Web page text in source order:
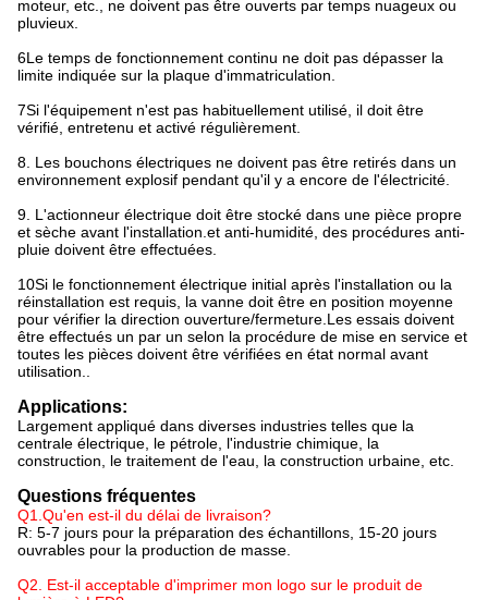
moteur, etc., ne doivent pas être ouverts par temps nuageux ou
pluvieux.
6Le temps de fonctionnement continu ne doit pas dépasser la
limite indiquée sur la plaque d'immatriculation.
7Si l'équipement n'est pas habituellement utilisé, il doit être
vérifié, entretenu et activé régulièrement.
8. Les bouchons électriques ne doivent pas être retirés dans un
environnement explosif pendant qu'il y a encore de l'électricité.
9. L'actionneur électrique doit être stocké dans une pièce propre
et sèche avant l'installation.et anti-humidité, des procédures anti-
pluie doivent être effectuées.
10Si le fonctionnement électrique initial après l'installation ou la
réinstallation est requis, la vanne doit être en position moyenne
pour vérifier la direction ouverture/fermeture.Les essais doivent
être effectués un par un selon la procédure de mise en service et
toutes les pièces doivent être vérifiées en état normal avant
utilisation..
Applications:
Largement appliqué dans diverses industries telles que la
centrale électrique, le pétrole, l'industrie chimique, la
construction, le traitement de l'eau, la construction urbaine, etc.
Questions fréquentes
Q1.Qu'en est-il du délai de livraison?
R: 5-7 jours pour la préparation des échantillons, 15-20 jours
ouvrables pour la production de masse.
Q2. Est-il acceptable d'imprimer mon logo sur le produit de